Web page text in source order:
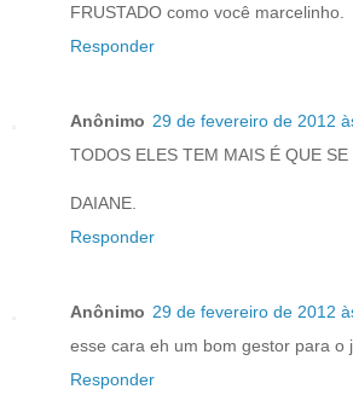
FRUSTADO como você marcelinho.
Responder
Anônimo 29 de fevereiro de 2012
TODOS ELES TEM MAIS É QUE SE
DAIANE.
Responder
Anônimo 29 de fevereiro de 2012
esse cara eh um bom gestor para o
Responder